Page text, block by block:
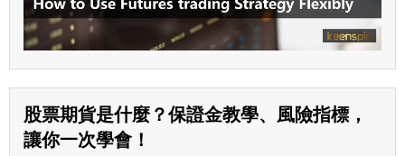
股票期貨是什麼？保證金教學、風險指標，
讓你一次學會！